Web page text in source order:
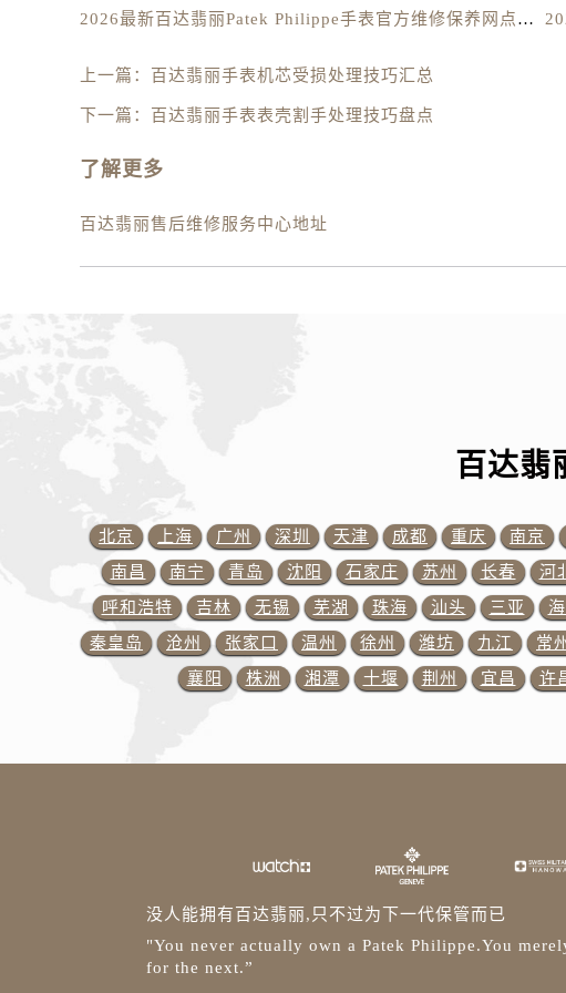
内蒙古自治区呼伦贝尔市海拉尔区中央街百
内蒙古自治区乌海市海勃湾区人民南路百达翡
山西省晋城市城区黄华街百达翡丽售后服务中
山西省忻州市忻府区和平东街与七一南路交
山西省阳泉市郊区平阳东街与新城大道交叉
山西省长治市潞州区英雄中路百达翡丽售后
天津市和平区赤峰道136号天津国际金融中心
安徽省安庆市迎江区人民路百达翡丽售后服
安徽省蚌埠市蚌山区淮河路百达翡丽售后服
安徽省亳州市谯城区魏武大道百达翡丽售后
安徽省池州市贵池区长江路百达翡丽售后服
安徽省滁州市琅琊区南谯北路百达翡丽售后
安徽省六安市金安区解放中路百达翡丽售后服
安徽省马鞍山市雨山区湖南西路百达翡丽售后
安徽省宿州市埇桥区人民中路百达翡丽售后服
安徽省铜陵市铜官区石城大道百达翡丽售后服
安徽省芜湖市镜湖区中山路步行街百达翡丽售
2026最新百达翡丽Patek Philippe手表官方维修保养网点地址调研报告
上一篇： 百达翡丽手表机芯受损处理技巧汇总
下一篇： 百达翡丽手表表壳割手处理技巧盘点
了解更多
百达翡丽售后维修服务中心地址
百达翡
北京 上海 广州 深圳 天津 成都 重庆 南京
南昌
南宁 青岛 沈阳 石家庄 苏州 长春 河
呼和浩特
吉林 无锡 芜湖 珠海 汕头 三亚
秦皇岛
沧州 张家口 温州 徐州 潍坊 九江 常州
襄阳
株洲 湘潭 十堰 荆州 宜昌 许
没人能拥有百达翡丽,只不过为下一代保管而已
"You never actually own a Patek Philippe.You
for the next.”